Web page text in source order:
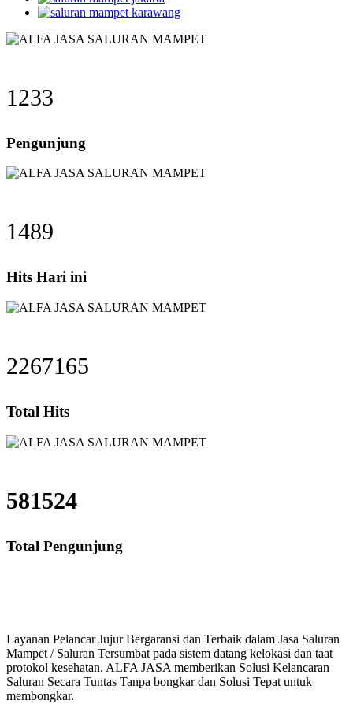
1233
Pengunjung
1489
Hits Hari ini
2267165
Total Hits
581524
Total Pengunjung
Layanan Pelancar Jujur Bergaransi dan Terbaik dalam Jasa Saluran
Mampet / Saluran Tersumbat pada sistem datang kelokasi dan taat
protokol kesehatan. ALFA JASA memberikan Solusi Kelancaran
Saluran Secara Tuntas Tanpa bongkar dan Solusi Tepat untuk
membongkar.